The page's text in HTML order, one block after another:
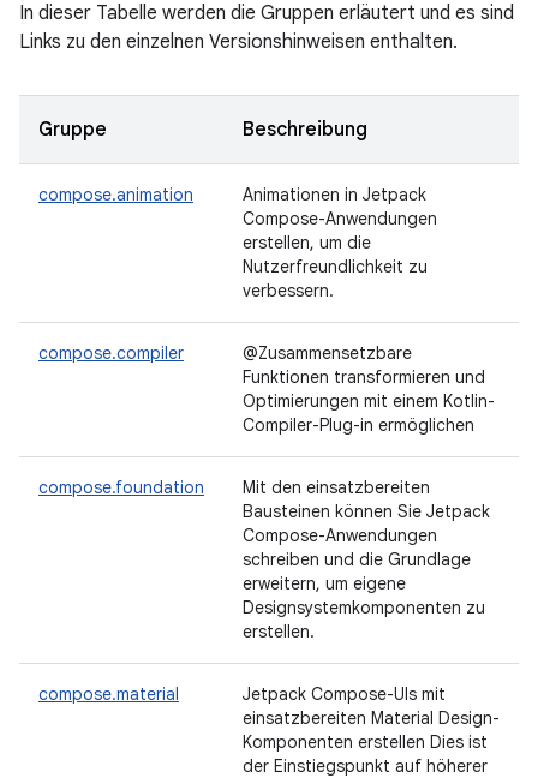
In dieser Tabelle werden die Gruppen erläutert und es sind
Links zu den einzelnen Versionshinweisen enthalten.
Gruppe Beschreibung
compose.animation
Animationen in Jetpack
Compose-Anwendungen
erstellen, um die
Nutzerfreundlichkeit zu
verbessern.
compose.compiler
@Zusammensetzbare
Funktionen transformieren und
Optimierungen mit einem Kotlin-
Compiler-Plug-in ermöglichen
compose.foundation
Mit den einsatzbereiten
Bausteinen können Sie Jetpack
Compose-Anwendungen
schreiben und die Grundlage
erweitern, um eigene
Designsystemkomponenten zu
erstellen.
compose.material
Jetpack Compose-UIs mit
einsatzbereiten Material Design-
Komponenten erstellen Dies ist
der Einstiegspunkt auf höherer